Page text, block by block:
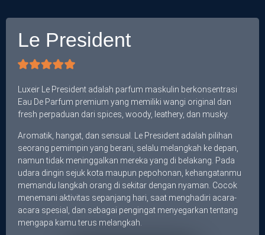
Le President
Luxeir Le President adalah parfum maskulin berkonsentrasi
Eau De Parfum premium yang memiliki wangi original dan
fresh perpaduan dari spices, woody, leathery, dan musky.
Aromatik, hangat, dan sensual. Le President adalah pilihan
seorang pemimpin yang berani, selalu melangkah ke depan,
namun tidak meninggalkan mereka yang di belakang. Pada
udara dingin sejuk kota maupun pepohonan, kehangatanmu
memandu langkah orang di sekitar dengan nyaman. Cocok
menemani aktivitas sepanjang hari, saat menghadiri acara-
acara spesial, dan sebagai pengingat menyegarkan tentang
mengapa kamu terus melangkah.